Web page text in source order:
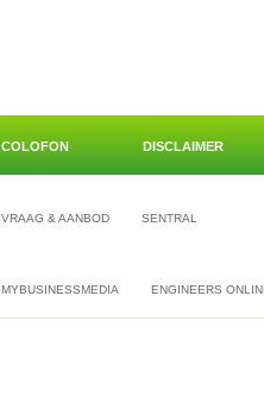
COLOFON DISCLAIMER
VRAAG & AANBOD SENTRAL
MYBUSINESSMEDIA ENGINEERS